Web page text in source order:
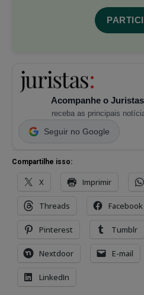
Acompanhe o
receba as principais
Seguir no Google
Compartilhe isso:
X Imprimir
Threads Facebook
Pinterest Tumblr
Nextdoor E-mail
LinkedIn